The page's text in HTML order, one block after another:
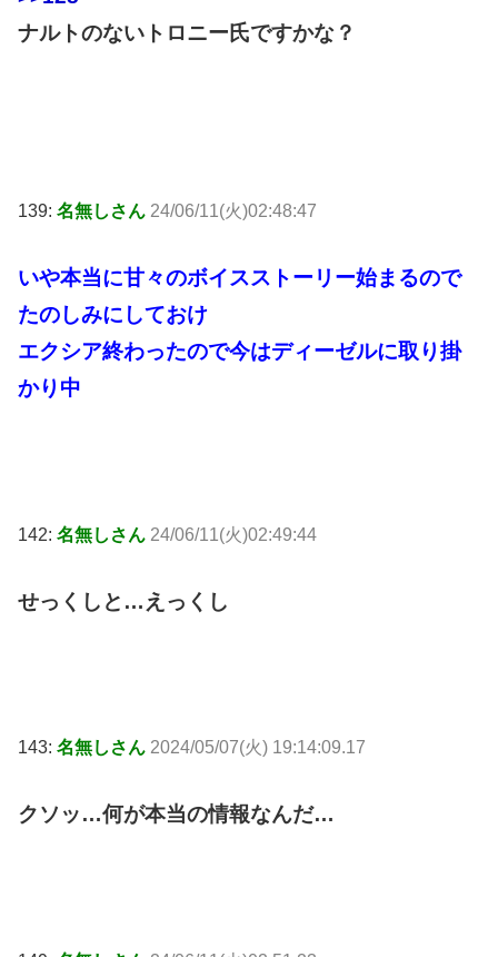
ナルトのないトロニー氏ですかな？
139: 名無しさん 24/06/11(火)02:48:47
いや本当に甘々のボイスストーリー始まるので
たのしみにしておけ
エクシア終わったので今はディーゼルに取り掛
かり中
142: 名無しさん 24/06/11(火)02:49:44
せっくしと…えっくし
143: 名無しさん 2024/05/07(火) 19:14:09.17
クソッ…何が本当の情報なんだ…